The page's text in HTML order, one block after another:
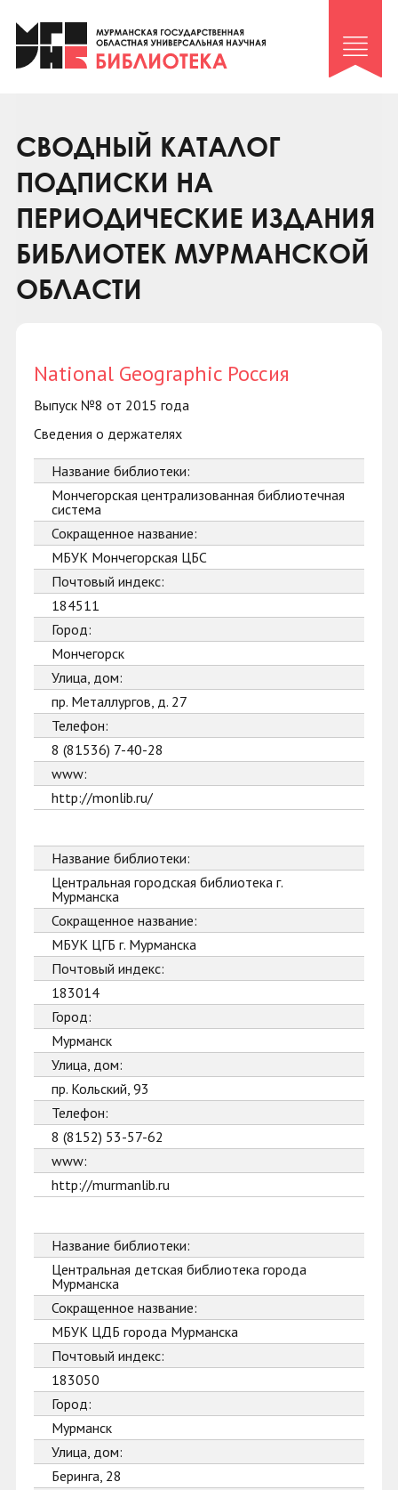
Клуб «Гиря и сельдерей»
Клуб «Семейный архив»
Коллегам
Контакты
СВОДНЫЙ КАТАЛОГ
ПОДПИСКИ НА
ПЕРИОДИЧЕСКИЕ ИЗДАНИЯ
БИБЛИОТЕК МУРМАНСКОЙ
ОБЛАСТИ
National Geographic Россия
Выпуск №8 от 2015 года
Сведения о держателях
Название библиотеки:
Мончегорская централизованная библиотечная
система
Сокращенное название:
МБУК Мончегорская ЦБС
Почтовый индекс:
184511
Город:
Мончегорск
Улица, дом:
пр. Металлургов, д. 27
Телефон:
8 (81536) 7-40-28
www:
http://monlib.ru/
Название библиотеки:
Центральная городская библиотека г.
Мурманска
Сокращенное название:
МБУК ЦГБ г. Мурманска
Почтовый индекс:
183014
Город:
Мурманск
Улица, дом:
пр. Кольский, 93
Телефон:
8 (8152) 53-57-62
www:
http://murmanlib.ru
Название библиотеки:
Центральная детская библиотека города
Мурманска
Сокращенное название:
МБУК ЦДБ города Мурманска
Почтовый индекс:
183050
Город:
Мурманск
Улица, дом:
Беринга, 28